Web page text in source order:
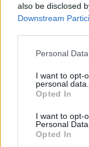
also be disclosed
Downstream
Personal
I want to opt-
personal data.
Opted In
I want to opt-
Personal Data.
Opted In
išvežtas į
Susiję